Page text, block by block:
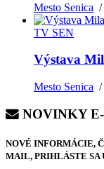
Mesto Senica /
TV SEN
Výstava
Mesto Senica /
NOVINKY
NOVÉ INFORMÁCIE,
MAIL, PRIHLÁSTE SA